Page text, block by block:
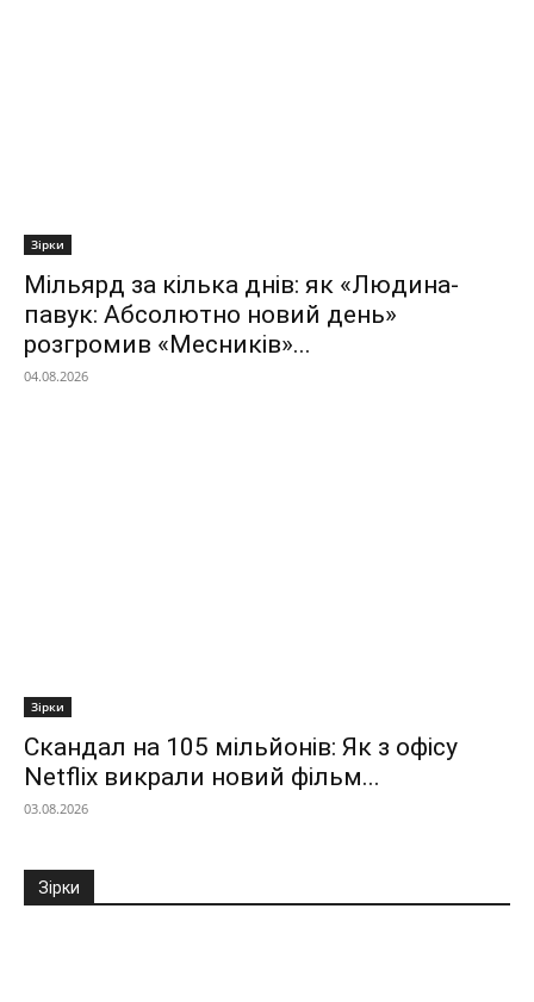
Зірки
Мільярд за кілька днів: як «Людина-
павук: Абсолютно новий день»
розгромив «Месників»...
04.08.2026
Зірки
Скандал на 105 мільйонів: Як з офісу
Netflix викрали новий фільм...
03.08.2026
Зірки